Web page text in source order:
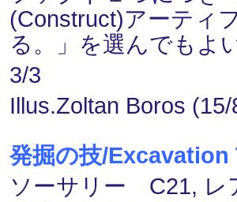
(Construct)アーティ
る。」を選んでもよい
3/3
Illus.Zoltan Boros (15/
発掘の技/
ソーサリー C21, レ